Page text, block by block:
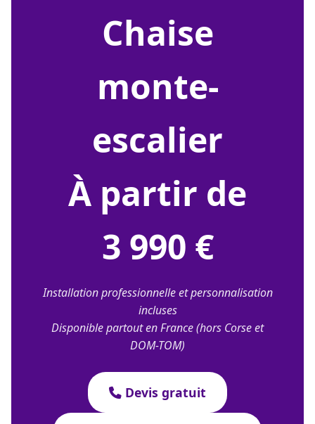
chaise
monte-
escalier
À partir de
3 990 €
Installation professionnelle et personnalisation
incluses
Disponible partout en France (hors Corse et
DOM-TOM)
Devis gratuit